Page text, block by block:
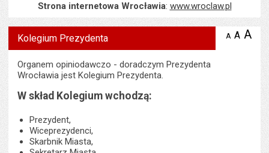
Strona internetowa Wrocławia: www.wroclaw.pl
Kolegium Prezydenta A zmniejsz
A A
Organem opiniodawczo - doradczym Prezydenta
Wrocławia jest Kolegium Prezydenta.
W skład Kolegium wchodzą:
Prezydent,
Wiceprezydenci,
Skarbnik Miasta,